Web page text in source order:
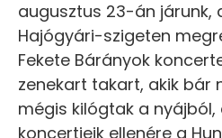
augusztus 23-án járunk,
Hajógyári-szigeten
Fekete Bárányok
zenekart takart, akik bár
mégis kilógtak a nyájból,
koncertjeik ellenére a